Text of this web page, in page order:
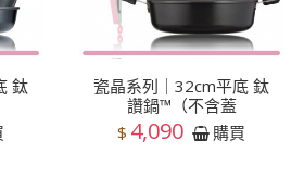
鈦
瓷晶系列｜32cm平底 鈦
讚鍋™（不含蓋
$ 4,090 購買